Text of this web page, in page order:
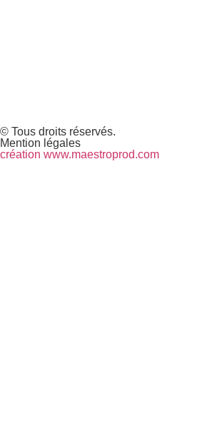
© Tous droits réservés.
Mention légales
création www.maestroprod.com